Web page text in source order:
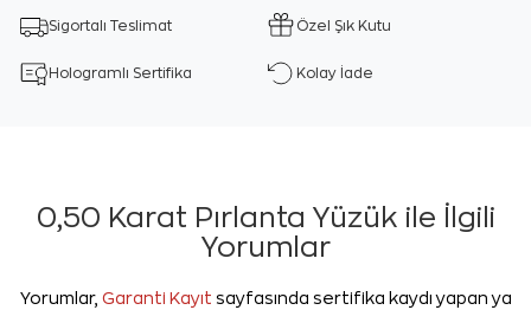
Sigortalı Teslimat Özel Şık Kutu
Hologramlı Sertifika Kolay İade
0,50 Karat Pırlanta Yüzük ile İlgili
Yorumlar
Yorumlar, Garanti Kayıt sayfasında sertifika kaydı yapan ya